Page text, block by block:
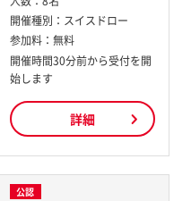
開催種別： スイスドロー
参加料： 無料
開催時間30分前から受付を開
始します
詳細
公認